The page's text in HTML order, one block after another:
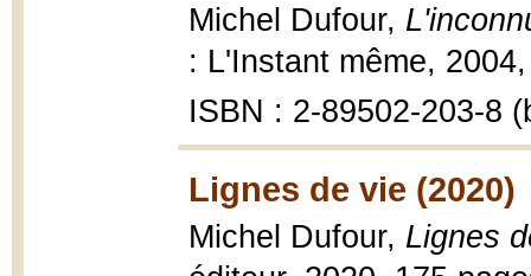
Michel Dufour,
: L'Instant même,
ISBN : 2-89502-203-8
Lignes de vie (2020)
Michel Dufour, Lignes